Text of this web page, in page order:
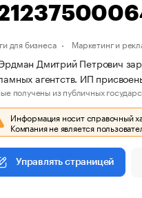
для бизнеса Маркетинг и
Дмитрий Петрович
агентств. ИП
получены из публичных
Информация носит справочный
Компания не является
Управлять страницей